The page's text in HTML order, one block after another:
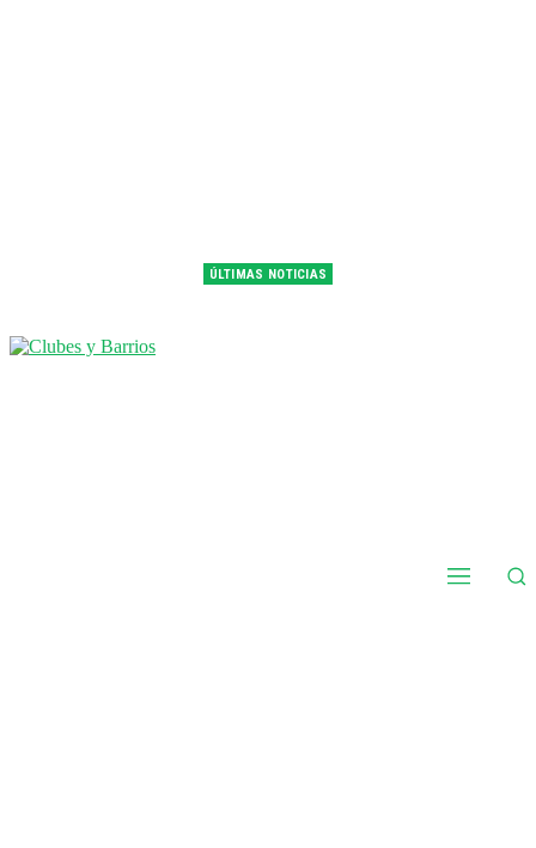
ÚLTIMAS NOTICIAS